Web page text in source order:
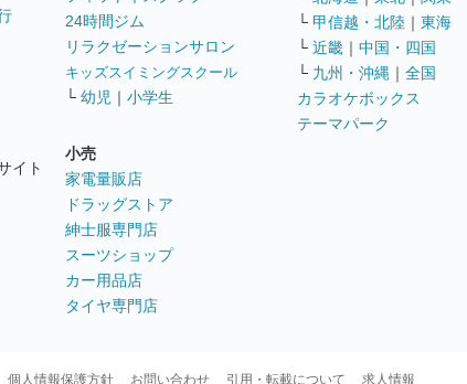
イト
24時間ジム
リラクゼーションサロン
キッズスイミングスクール
└ 幼児 ｜ 小学生
小売
家電量販店
ドラッグストア
紳士服専門店
スーツショップ
カー用品店
タイヤ専門店
└ 甲信越・北陸 ｜ 東海
└ 近畿 ｜ 中国・四国
└ 九州・沖縄 ｜ 全国
カラオケボックス
テーマパーク
個人情報保護方針 お問い合わせ 引用・転載について 求人情報